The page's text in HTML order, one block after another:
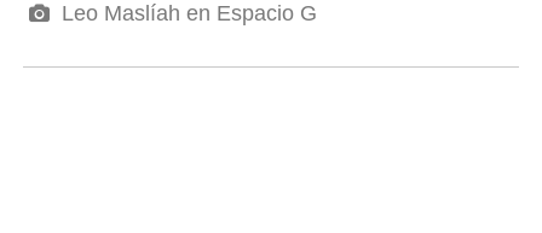
Leo Maslíah en Espacio G